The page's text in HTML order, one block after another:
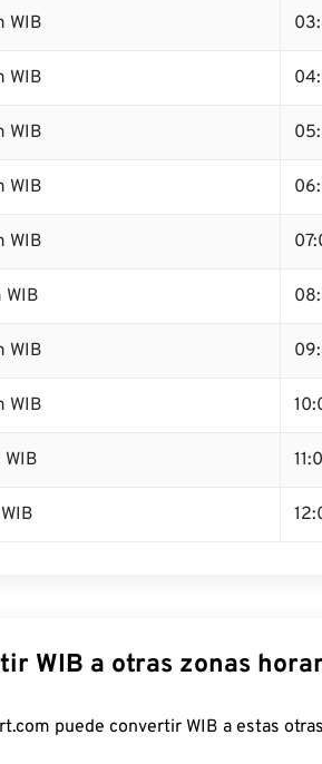
WIB
WIB
WIB
WIB
WIB
WIB
WIB
WIB
WIB a otras zonas
puede convertir WIB a estas